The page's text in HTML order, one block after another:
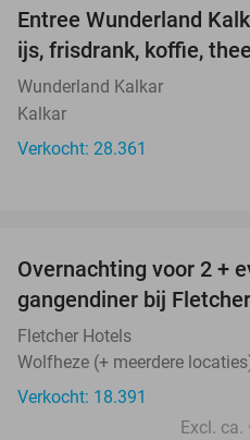
Entree Wunderland
ijs, frisdrank, koffie,
Wunderland Kalkar
Kalkar
Verkocht: 28.361
Overnachting voor 2 +
gangendiner bij
Fletcher Hotels
Wolfheze (+ meerdere
Verkocht: 18.391
Excl.